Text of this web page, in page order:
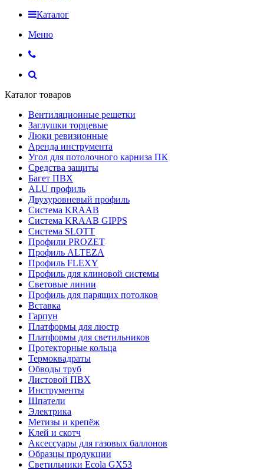
Каталог
Меню
Каталог товаров
Вентиляционные решетки
Заглушки торцевые
Люки ревизионные
Аренда инструмента
Угол для потолочного карниза ПК
Средства защиты
Багет ПВХ
ALU профиль
Двухуровневый профиль
Система KRAAB
Система KRAAB GIPPS
Система SLOTT
Профили PROZET
Профиль ALTEZA
Профиль FLEXY
Профиль для клиновой системы
Световые линии
Профиль для парящих потолков
Вставка
Гарпун
Платформы для люстр
Платформы для светильников
Протекторные кольца
Термоквадраты
Обводы труб
Листовой ПВХ
Инструменты
Шпатели
Электрика
Метизы и крепёж
Клей и скотч
Аксессуары для газовых баллонов
Образцы продукции
Светильники Ecola GX53